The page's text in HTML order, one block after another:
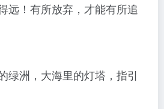
远！有所放弃，才能有所追
绿洲，大海里的灯塔，指引